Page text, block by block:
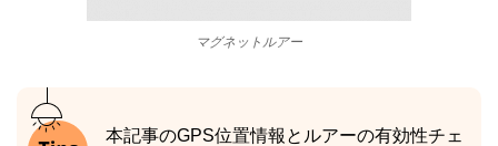
マグネットルアー
本記事のGPS位置情報とルアーの有効性チェ